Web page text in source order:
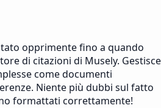
opprimente fino a quando
di citazioni di Musely. Gestisce
come documenti
Niente più dubbi sul fatto
formattati correttamente!